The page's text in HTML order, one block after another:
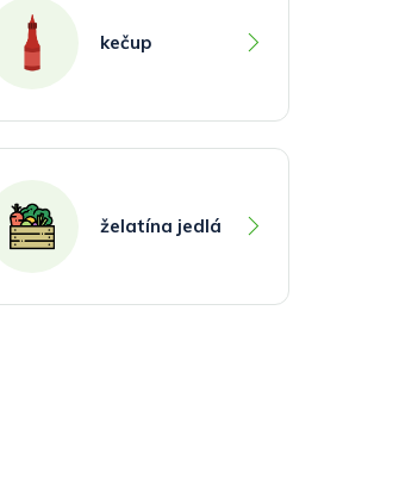
kečup
želatína jedlá